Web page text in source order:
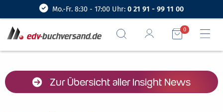
Mo.-Fr. 8:30 - 17:00 Uhr: 0 21 91 - 99 11 00
0
Zur Übersicht aller Insight News